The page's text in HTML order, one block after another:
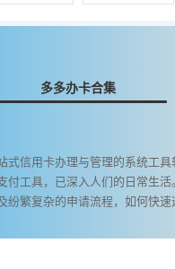
多多办卡合集
式信用卡办理与管理的系统工
付工具，已深入人们的日常生
纷繁复杂的申请流程，如何快